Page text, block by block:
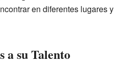
en diferentes lugares y
a su Talento